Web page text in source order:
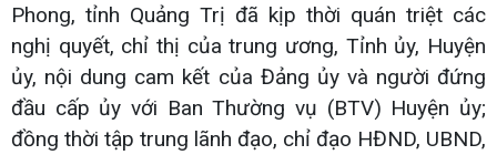
Phong, tỉnh Quảng Trị đã kịp thời quán triệt các
nghị quyết, chỉ thị của trung ương, Tỉnh ủy, Huyện
ủy, nội dung cam kết của Đảng ủy và người đứng
đầu cấp ủy với Ban Thường vụ (BTV) Huyện ủy;
đồng thời tập trung lãnh đạo, chỉ đạo HĐND, UBND,